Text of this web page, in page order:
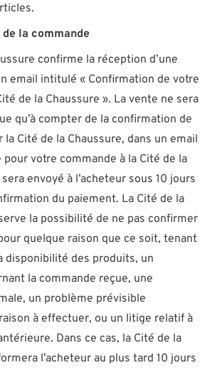
la commande
confirme la réception d’une
email intitulé « Confirmation de votre
de la Chaussure ». La vente ne sera
qu’à compter de la confirmation de
la Cité de la Chaussure, dans un email
votre commande à la Cité de la
envoyé à l’acheteur sous 10 jours
du paiement. La Cité de la
la possibilité de ne pas confirmer
quelque raison que ce soit, tenant
disponibilité des produits, un
la commande reçue, une
un problème prévisible
à effectuer, ou un litige relatif à
Dans ce cas, la Cité de la
l’acheteur au plus tard 10 jours